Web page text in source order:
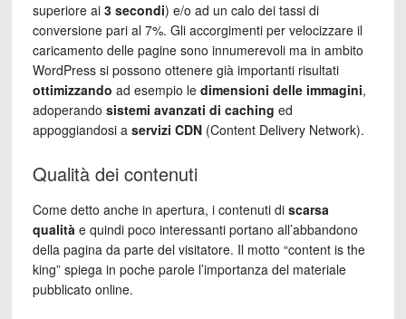
superiore ai3 secondi) e/o ad un calo dei tassi di
conversione pari al 7%. Gli accorgimenti per velocizzare il
caricamento delle pagine sono innumerevoli ma in ambito
WordPress si possono ottenere già importanti risultati
ottimizzando ad esempio le dimensioni delle immagini,
adoperando sistemi avanzati di caching ed
appoggiandosi a servizi CDN(Content Delivery Network).
Qualità dei contenuti
Come detto anche in apertura, i contenuti di scarsa
qualitàe quindi poco interessanti portano all’abbandono
della pagina da parte del visitatore. Il motto “content is the
king” spiega in poche parole l’importanza del materiale
pubblicato online.